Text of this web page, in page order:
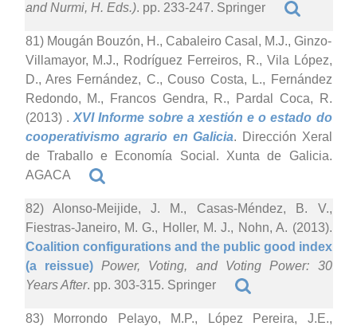
and Nurmi, H. Eds.). pp. 233-247. Springer
81) Mougán Bouzón, H., Cabaleiro Casal, M.J., Ginzo-
Villamayor, M.J., Rodríguez Ferreiros, R., Vila López,
D., Ares Fernández, C., Couso Costa, L., Fernández
Redondo, M., Francos Gendra, R., Pardal Coca, R.
(2013) . XVI Informe sobre a xestión e o estado do
cooperativismo agrario en Galicia. Dirección Xeral
de Traballo e Economía Social. Xunta de Galicia.
AGACA
82) Alonso-Meijide, J. M., Casas-Méndez, B. V.,
Fiestras-Janeiro, M. G., Holler, M. J., Nohn, A. (2013).
Coalition configurations and the public good index
(a reissue)Power, Voting, and Voting Power: 30
Years After. pp. 303-315. Springer
83) Morrondo Pelayo, M.P., López Pereira, J.E.,